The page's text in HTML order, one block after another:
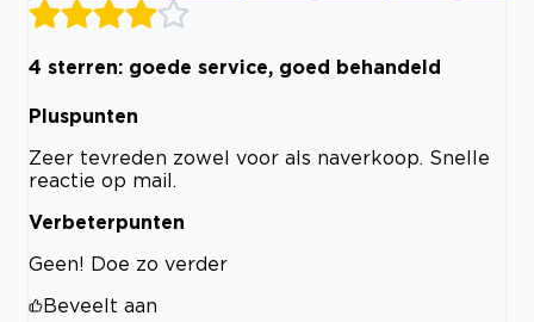
4 sterren: goede service, goed behandeld
Pluspunten
Zeer tevreden zowel voor als naverkoop. Snelle
reactie op mail.
Verbeterpunten
Geen! Doe zo verder
Beveelt aan